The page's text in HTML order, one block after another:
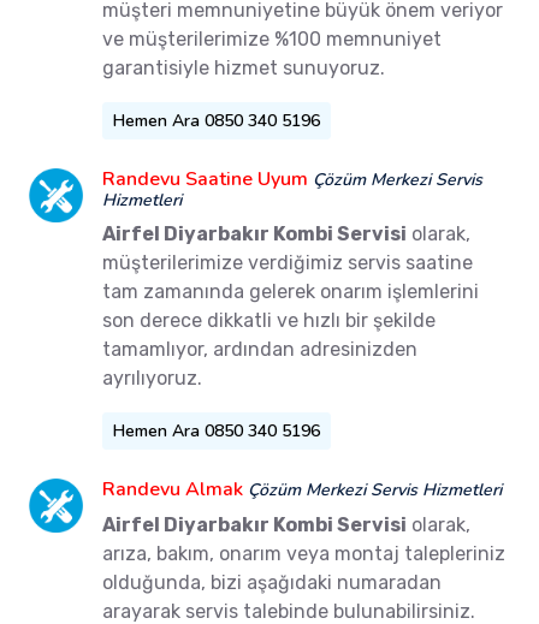
müşteri memnuniyetine büyük önem veriyor
ve müşterilerimize %100 memnuniyet
garantisiyle hizmet sunuyoruz.
Hemen Ara 0850 340 5196
Randevu Saatine Uyum Çözüm Merkezi Servis
Hizmetleri
Airfel Diyarbakır Kombi Servisi olarak,
müşterilerimize verdiğimiz servis saatine
tam zamanında gelerek onarım işlemlerini
son derece dikkatli ve hızlı bir şekilde
tamamlıyor, ardından adresinizden
ayrılıyoruz.
Hemen Ara 0850 340 5196
Randevu Almak Çözüm Merkezi Servis Hizmetleri
Airfel Diyarbakır Kombi Servisi olarak,
arıza, bakım, onarım veya montaj talepleriniz
olduğunda, bizi aşağıdaki numaradan
arayarak servis talebinde bulunabilirsiniz.